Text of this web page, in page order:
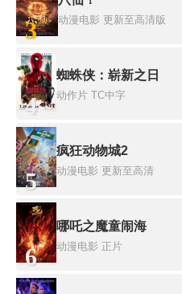
3 动漫电影 更新至高清版
4
蜘蛛侠：崭新之日
动作片 TC中字
5
疯狂动物城2
动漫电影 更新至高清
6
哪吒之魔童闹海
动漫电影 正片